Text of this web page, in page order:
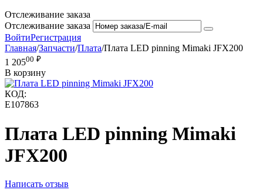
Отслеживание заказа
Отслеживание заказа
ВойтиРегистрация
Главная/Запчасти/Плата/Плата LED pinning Mimaki JFX200
1 20500 ₽
В корзину
КОД:
E107863
Плата LED pinning Mimaki
JFX200
Написать отзыв